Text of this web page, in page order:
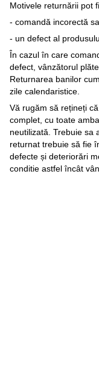
Motivele returnării pot
- comandă incorectă
- un defect al
În cazul în care
defect, vânzătorul
Returnarea banilor
zile calendaristice.
Vă rugăm să rețineți
complet, cu toate
neutilizată. Trebuie sa
returnat trebuie să fie
defecte și deteriorări
conditie astfel încât